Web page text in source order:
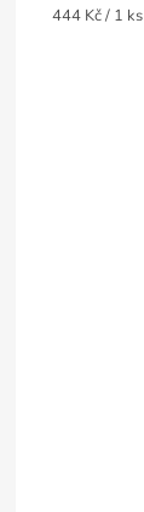
Měrná
444 Kč / 1 ks